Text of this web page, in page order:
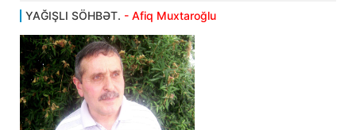
YAĞIŞLI SÖHBƏT. - Afiq Muxtaroğlu